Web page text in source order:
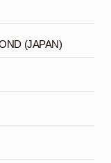
(JAPAN)